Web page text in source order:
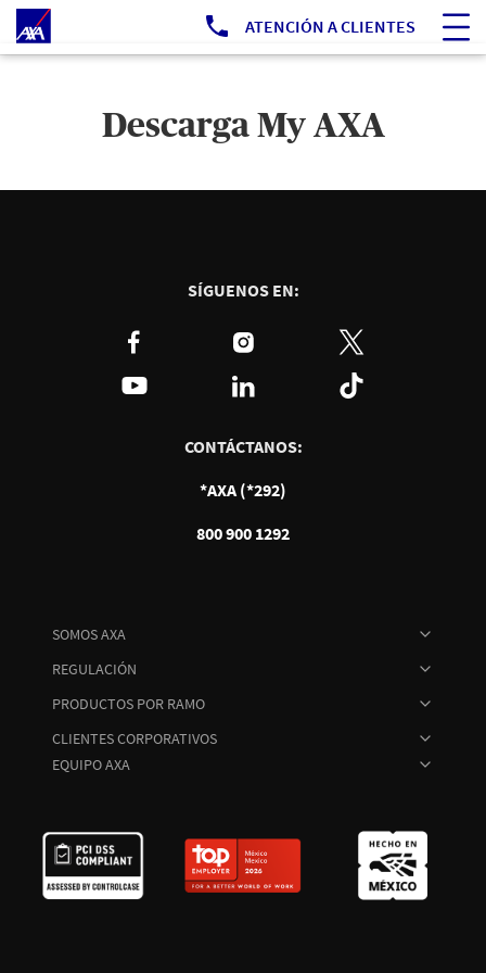
Ir a Portal Público ATENCIÓN A CLIENTES
Descarga My AXA
SÍGUENOS EN:
CONTÁCTANOS:
*AXA (*292)
800 900 1292
SOMOS AXA
REGULACIÓN
PRODUCTOS POR RAMO
CLIENTES CORPORATIVOS
EQUIPO AXA